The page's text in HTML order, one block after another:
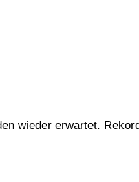
wieder erwartet.